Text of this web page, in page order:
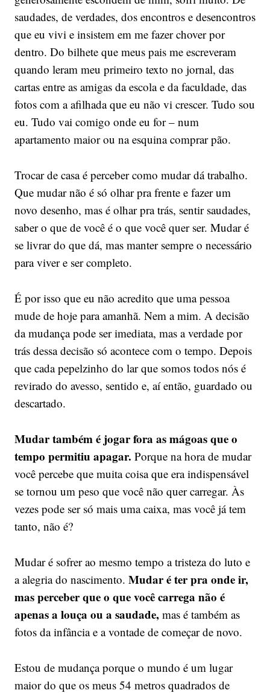
saudades, de verdades, dos encontros e desencontros
que eu vivi e insistem em me fazer chover por
dentro. Do bilhete que meus pais me escreveram
quando leram meu primeiro texto no jornal, das
cartas entre as amigas da escola e da faculdade, das
fotos com a afilhada que eu não vi crescer. Tudo sou
eu. Tudo vai comigo onde eu for – num
apartamento maior ou na esquina comprar pão.
Trocar de casa é perceber como mudar dá trabalho.
Que mudar não é só olhar pra frente e fazer um
novo desenho, mas é olhar pra trás, sentir saudades,
saber o que de você é o que você quer ser. Mudar é
se livrar do que dá, mas manter sempre o necessário
para viver e ser completo.
É por isso que eu não acredito que uma pessoa
mude de hoje para amanhã. Nem a mim. A decisão
da mudança pode ser imediata, mas a verdade por
trás dessa decisão só acontece com o tempo. Depois
que cada pepelzinho do lar que somos todos nós é
revirado do avesso, sentido e, aí então, guardado ou
descartado.
Mudar também é jogar fora as mágoas que o
tempo permitiu apagar. Porque na hora de mudar
você percebe que muita coisa que era indispensável
se tornou um peso que você não quer carregar. Às
vezes pode ser só mais uma caixa, mas você já tem
tanto, não é?
Mudar é sofrer ao mesmo tempo a tristeza do luto e
a alegria do nascimento. Mudar é ter pra onde ir,
mas perceber que o que você carrega não é
apenas a louça ou a saudade,mas é também as
fotos da infância e a vontade de começar de novo.
Estou de mudança porque o mundo é um lugar
maior do que os meus 54 metros quadrados de